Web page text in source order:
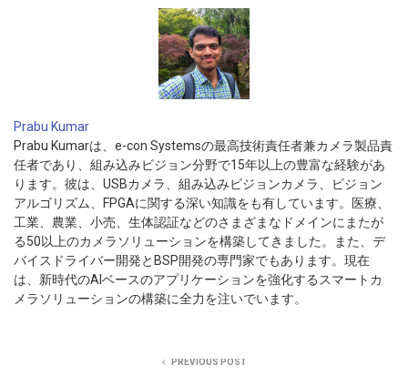
Prabu Kumar
Prabu Kumarは、e-con Systemsの最高技術責任者兼カメラ製品責
任者であり、組み込みビジョン分野で15年以上の豊富な経験があ
ります。彼は、USBカメラ、組み込みビジョンカメラ、ビジョン
アルゴリズム、FPGAに関する深い知識をも有しています。医療、
工業、農業、小売、生体認証などのさまざまなドメインにまたが
る50以上のカメラソリューションを構築してきました。また、デ
バイスドライバー開発とBSP開発の専門家でもあります。現在
は、新時代のAIベースのアプリケーションを強化するスマートカ
メラソリューションの構築に全力を注いでいます。
PREVIOUS POST